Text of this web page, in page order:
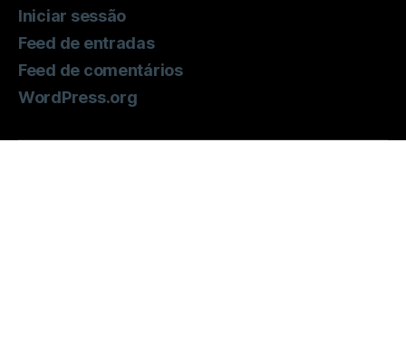
Iniciar sessão
Feed de entradas
Feed de comentários
WordPress.org